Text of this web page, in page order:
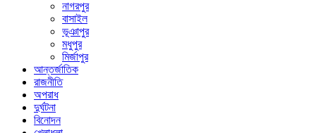
নাগরপুর
বাসাইল
ভূঞাপুর
মধুপুর
মির্জাপুর
আন্তর্জাতিক
রাজনীতি
অপরাধ
দুর্ঘটনা
বিনোদন